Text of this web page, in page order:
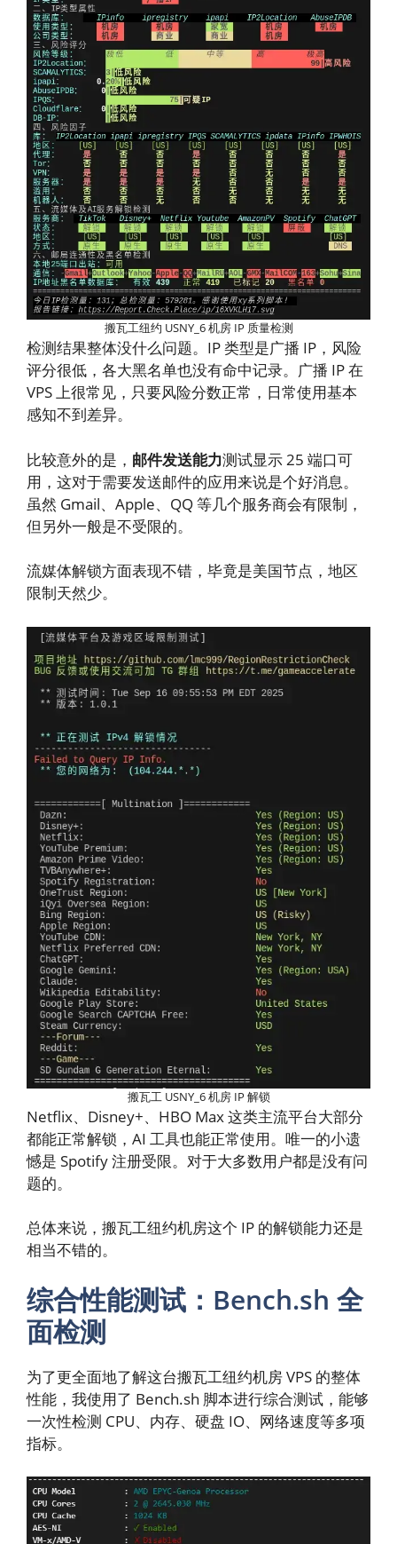
搬瓦工纽约 USNY_6 机房 IP 质量检测
检测结果整体没什么问题。IP 类型是广播 IP，风险
评分很低，各大黑名单也没有命中记录。广播 IP 在
VPS 上很常见，只要风险分数正常，日常使用基本
感知不到差异。
比较意外的是， 邮件发送能力测试显示 25 端口可
用，这对于需要发送邮件的应用来说是个好消息。
虽然 Gmail、Apple、QQ 等几个服务商会有限制，
但另外一般是不受限的。
流媒体解锁方面表现不错，毕竟是美国节点，地区
限制天然少。
搬瓦工 USNY_6 机房 IP 解锁
Netflix、Disney+、HBO Max 这类主流平台大部分
都能正常解锁，AI 工具也能正常使用。唯一的小遗
憾是 Spotify 注册受限。对于大多数用户都是没有问
题的。
总体来说，搬瓦工纽约机房这个 IP 的解锁能力还是
相当不错的。
综合性能测试：Bench.sh 全
面检测
为了更全面地了解这台搬瓦工纽约机房 VPS 的整体
性能，我使用了 Bench.sh 脚本进行综合测试，能够
一次性检测 CPU、内存、硬盘 IO、网络速度等多项
指标。